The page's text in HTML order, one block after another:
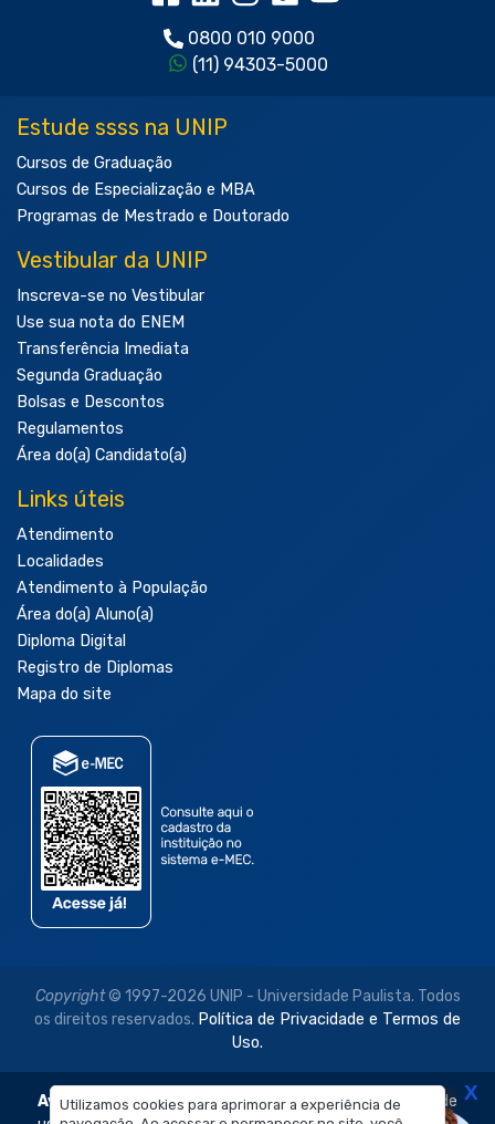
Utilizamos cookies para aprimorar a experiência de
0800 010 9000
(11) 94303-5000
Estude ssss na UNIP
Cursos de Graduação
Cursos de Especialização e MBA
Programas de Mestrado e Doutorado
Vestibular da UNIP
Inscreva-se no Vestibular
Use sua nota do ENEM
Transferência Imediata
Segunda Graduação
Bolsas e Descontos
Regulamentos
Área do(a) Candidato(a)
Links úteis
Atendimento
Localidades
Atendimento à População
Área do(a) Aluno(a)
Diploma Digital
Registro de Diplomas
Mapa do site
Copyright© 1997-2026 UNIP - Universidade Paulista. Todos
os direitos reservados. Política de Privacidade e Termos de
Uso.
Aviso Legal: As imagens disponibilizadas neste site são de X